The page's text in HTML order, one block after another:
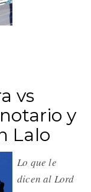
vs
y
Lalo
Lo que le
dicen al Lord